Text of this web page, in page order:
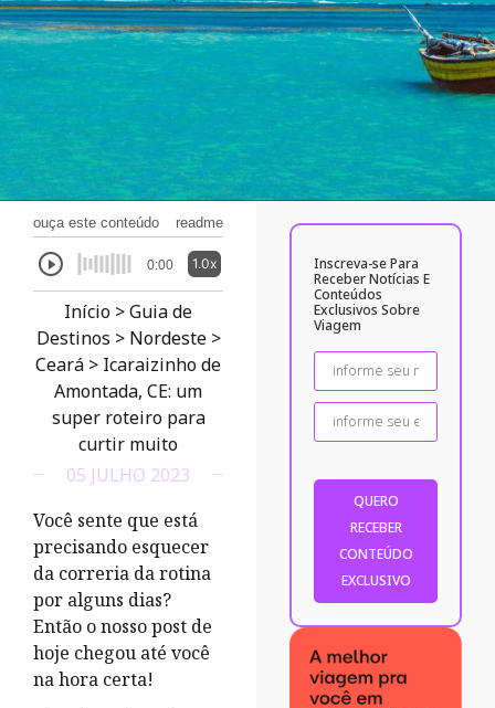
ouça este conteúdo readme
0:00 1.0x
Início >Guia de
Destinos > Nordeste>
Ceará > Icaraizinho de
Amontada, CE: um
super roteiro para
curtir muito
05 JULHO 2023
Você sente que está
precisando esquecer
da correria da rotina
por alguns dias?
Então o nosso post de
hoje chegou até você
na hora certa!
Inscreva-se Para
Receber Notícias E
Conteúdos
Exclusivos Sobre
Viagem